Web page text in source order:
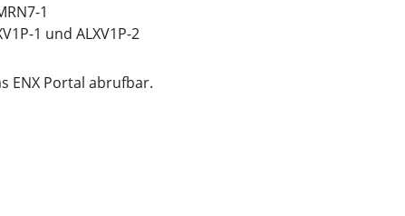
1
1 und ALXV1P-2
ENX Portal abrufbar.